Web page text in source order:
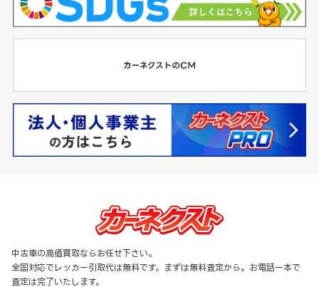
中古車の高価買取ならお任せ下さい。
全国対応でレッカー引取代は無料です。まずは無料査定から。お電話一本で
査定は完了いたします。